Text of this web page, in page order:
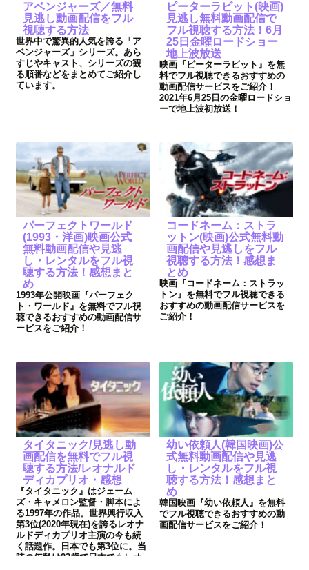
アベンジャーズ／無料
見逃し動画配信をフル
視聴する方法
世界中で驚異的人気を誇る「ア
ベンジャーズ」シリーズ。あら
すじやキャスト、シリーズの観
る順番などをまとめてご紹介し
ています。
ピーターラビット(映画)
見逃し無料動画配信で
フル視聴する方法！6月
25日金曜ロードショー
地上波放送
映画『ピーターラビット』を無
料でフル視聴できるおすすめの
動画配信サービスをご紹介！
2021年6月25日の金曜ロードショ
ーで地上波初放送！
パーフェクトワールド
(1993・洋画)映画公式
無料動画配信や見逃
し・レンタルをフル視
聴する方法！感想まと
め
1993年公開映画『パーフェク
ト・ワールド』を無料でフル視
聴できるおすすめの動画配信サ
ービスをご紹介！
コードネーム：ストラ
ットン(映画)公式無料動
画配信や見逃しをフル
視聴する方法！感想ま
とめ
映画『コードネーム：ストラッ
トン』を無料でフル視聴できる
おすすめの動画配信サービスを
ご紹介！
タイタニック/見逃し動
画配信を無料でフル視
聴する方法/レオナルド
ディカプリオ・感想
『タイタニック』はジェーム
ズ・キャメロン監督・脚本によ
る1997年の作品。世界興行収入
第3位(2020年現在)を誇るレオナ
ルドディカプリオ主演の今も続
く話題作。日本でも第3位に。当
時の年齢は23歳で日本でもレオ
幼い依頼人(韓国映画)公
式無料動画配信や見逃
し・レンタルをフル視
聴する方法！感想まと
め
韓国映画『幼い依頼人』を無料
でフル視聴できるおすすめの動
画配信サービスをご紹介！